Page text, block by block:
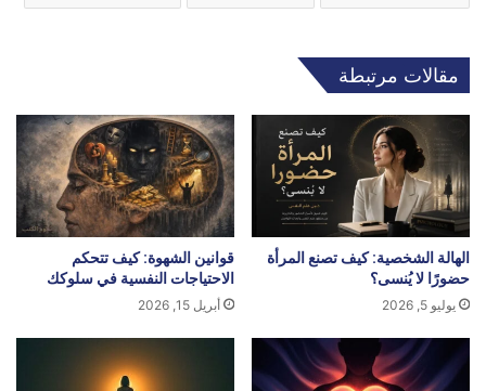
مقالات مرتبطة
الهالة الشخصية: كيف تصنع المرأة
حضورًا لا يُنسى؟
يوليو 5, 2026
قوانين الشهوة: كيف تتحكم
الاحتياجات النفسية في سلوكك
أبريل 15, 2026